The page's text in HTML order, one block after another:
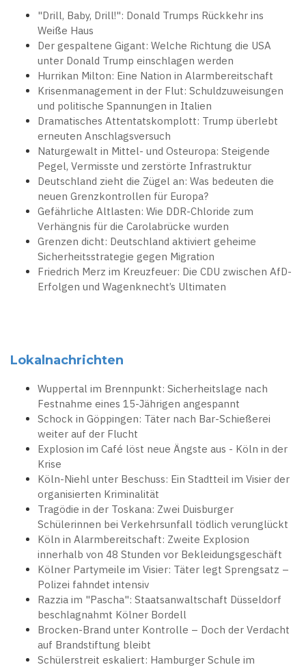
"Drill, Baby, Drill!": Donald Trumps Rückkehr ins
Weiße Haus
Der gespaltene Gigant: Welche Richtung die USA
unter Donald Trump einschlagen werden
Hurrikan Milton: Eine Nation in Alarmbereitschaft
Krisenmanagement in der Flut: Schuldzuweisungen
und politische Spannungen in Italien
Dramatisches Attentatskomplott: Trump überlebt
erneuten Anschlagsversuch
Naturgewalt in Mittel- und Osteuropa: Steigende
Pegel, Vermisste und zerstörte Infrastruktur
Deutschland zieht die Zügel an: Was bedeuten die
neuen Grenzkontrollen für Europa?
Gefährliche Altlasten: Wie DDR-Chloride zum
Verhängnis für die Carolabrücke wurden
Grenzen dicht: Deutschland aktiviert geheime
Sicherheitsstrategie gegen Migration
Friedrich Merz im Kreuzfeuer: Die CDU zwischen AfD-
Erfolgen und Wagenknecht’s Ultimaten
Lokalnachrichten
Wuppertal im Brennpunkt: Sicherheitslage nach
Festnahme eines 15-Jährigen angespannt
Schock in Göppingen: Täter nach Bar-Schießerei
weiter auf der Flucht
Explosion im Café löst neue Ängste aus - Köln in der
Krise
Köln-Niehl unter Beschuss: Ein Stadtteil im Visier der
organisierten Kriminalität
Tragödie in der Toskana: Zwei Duisburger
Schülerinnen bei Verkehrsunfall tödlich verunglückt
Köln in Alarmbereitschaft: Zweite Explosion
innerhalb von 48 Stunden vor Bekleidungsgeschäft
Kölner Partymeile im Visier: Täter legt Sprengsatz –
Polizei fahndet intensiv
Razzia im "Pascha": Staatsanwaltschaft Düsseldorf
beschlagnahmt Kölner Bordell
Brocken-Brand unter Kontrolle – Doch der Verdacht
auf Brandstiftung bleibt
Schülerstreit eskaliert: Hamburger Schule im